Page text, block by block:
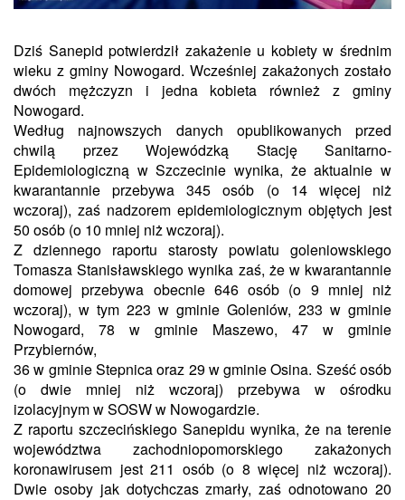
Dziś Sanepid potwierdził zakażenie u kobiety w średnim
wieku z gminy Nowogard. Wcześniej zakażonych zostało
dwóch mężczyzn i jedna kobieta również z gminy
Nowogard.
Według najnowszych danych opublikowanych przed
chwilą przez Wojewódzką Stację Sanitarno-
Epidemiologiczną w Szczecinie wynika, że aktualnie w
kwarantannie przebywa 345 osób (o 14 więcej niż
wczoraj), zaś nadzorem epidemiologicznym objętych jest
50 osób (o 10 mniej niż wczoraj).
Z dziennego raportu starosty powiatu goleniowskiego
Tomasza Stanisławskiego wynika zaś, że w kwarantannie
domowej przebywa obecnie 646 osób (o 9 mniej niż
wczoraj), w tym 223 w gminie Goleniów, 233 w gminie
Nowogard, 78 w gminie Maszewo, 47 w gminie
Przybiernów,
36 w gminie Stepnica oraz 29 w gminie Osina. Sześć osób
(o dwie mniej niż wczoraj) przebywa w ośrodku
izolacyjnym wSOSWw Nowogardzie.
Z raportu szczecińskiego Sanepidu wynika, że na terenie
województwa zachodniopomorskiego zakażonych
koronawirusem jest 211 osób (o 8 więcej niż wczoraj).
Dwie osoby jak dotychczas zmarły,zaś odnotowano 20